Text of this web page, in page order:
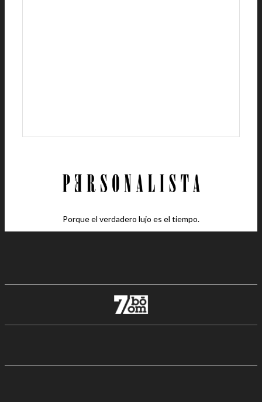
Porque el verdadero lujo es el tiempo.